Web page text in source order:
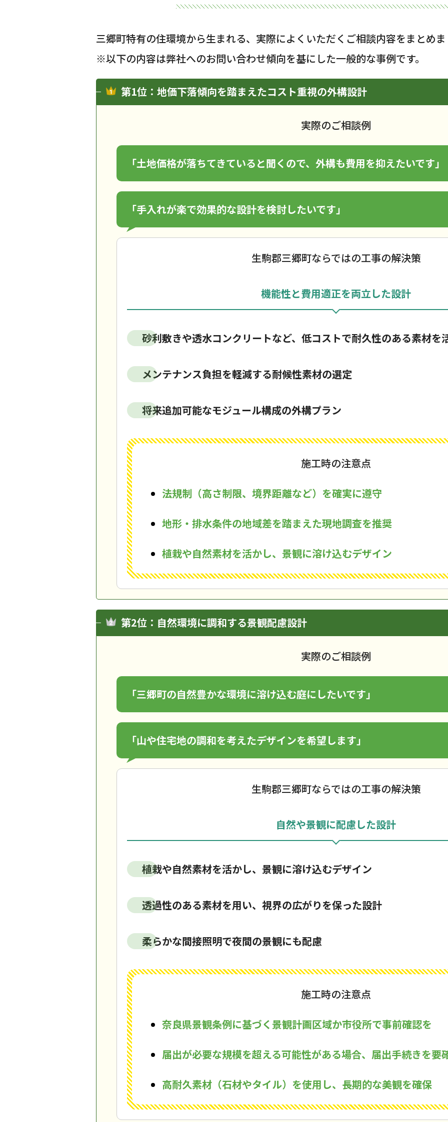
三郷町特有の住環境から生まれる、実際によくいただくご相談内容をまとめ
※以下の内容は弊社へのお問い合わせ傾向を基にした一般的な事例です。
第1位：地価下落傾向を踏まえたコスト重視の外構設計
実際のご相談例
「土地価格が落ちてきていると聞くので、外構も費用を抑えたいです」
「手入れが楽で効果的な設計を検討したいです」
生駒郡三郷町ならではの工事の解決策
機能性と費用適正を両立した設計
砂利敷きや透水コンクリートなど、低コストで耐久性のある素材を
メンテナンス負担を軽減する耐候性素材の選定
将来追加可能なモジュール構成の外構プラン
施工時の注意点
法規制（高さ制限、境界距離など）を確実に遵守
地形・排水条件の地域差を踏まえた現地調査を推奨
植栽や自然素材を活かし、景観に溶け込むデザイン
第2位：自然環境に調和する景観配慮設計
実際のご相談例
「三郷町の自然豊かな環境に溶け込む庭にしたいです」
「山や住宅地の調和を考えたデザインを希望します」
生駒郡三郷町ならではの工事の解決策
自然や景観に配慮した設計
植栽や自然素材を活かし、景観に溶け込むデザイン
透過性のある素材を用い、視界の広がりを保った設計
柔らかな間接照明で夜間の景観にも配慮
施工時の注意点
奈良県景観条例に基づく景観計画区域か市役所で事前確認を
届出が必要な規模を超える可能性がある場合、届出手続きを要
高耐久素材（石材やタイル）を使用し、長期的な美観を確保